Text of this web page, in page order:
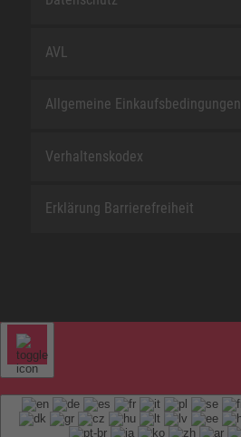
AVL
Allgemeine Einkaufsbedingungen
Verhaltenskodex
Erklärung Barrierefreiheit